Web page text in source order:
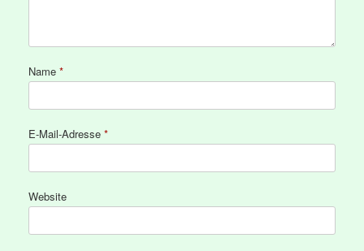
Name *
E-Mail-Adresse *
Website